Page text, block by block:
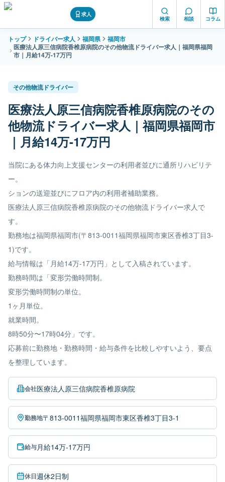
求人
検索 相談 コラム
トップ ドライバー求人 福岡県
福岡市
医療法人原三信病院香椎原病院のその他物流ドライバー求人｜福岡県福岡
市｜月給14万-17万円
その他物流ドライバー
医療法人原三信病院香椎原病院のその
他物流ドライバー求人｜福岡県福岡市
｜月給14万-17万円
当院にある体力向上支援センターの利用者並びに通所リハビリテ
ー。
ションの送迎並びにフロア内の利用者補助業務。
医療法人原三信病院香椎原病院のその他物流ドライバー求人で
す。
勤務地は福岡県福岡市(〒813-0011福岡県福岡市東区香椎3丁目3-
1)です。
給与情報は「月給14万-17万円」として入稿されています。
勤務時間は「変形労働時間制。
変形労働時間制の単位。
1ヶ月単位。
就業時間。
8時50分〜17時04分」です。
応募前に勤務地・勤務時間・給与条件を比較しやすいよう、要点
を整理しています。
会社医療法人原三信病院香椎原病院
勤務地〒813-0011福岡県福岡市東区香椎3丁目3-1
給与月給14万-17万円
休日週休2日制